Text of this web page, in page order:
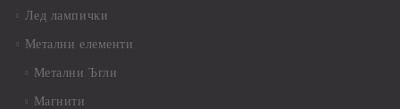
Лед лампички
Метални елементи
Метални Ъгли
Магнити